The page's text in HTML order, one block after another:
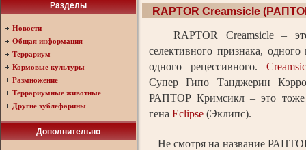
Разделы
Новости
Общая информация
Террариум
Кормовые культуры
Размножение
Террариумные животные
Другие эублефарины
Дополнительно
RAPTOR Creamsicle
RAPTOR Creamsicle –
селективного признака,
одного рецессивного.
Супер Гипо Танджерин
РАПТОР Кримсикл – это тоже
гена Eclipse (Эклипс).
Не смотря на название